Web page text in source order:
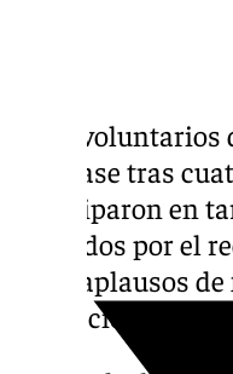
Ocho
a su base tras
participaron en
afectados por el
entre aplausos
Protección Civil